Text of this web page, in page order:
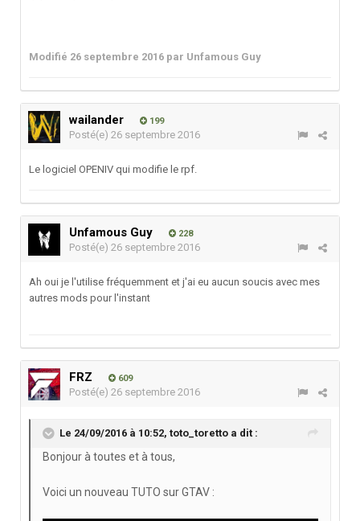
Modifié 26 septembre 2016 par Unfamous Guy
wailander 199
Posté(e) 26 septembre 2016
Le logiciel OPENIV qui modifie le rpf.
Unfamous Guy 228
Posté(e) 26 septembre 2016
Ah oui je l'utilise fréquemment et j'ai eu aucun soucis avec mes
autres mods pour l'instant
FRZ 609
Posté(e) 26 septembre 2016
Le 24/09/2016 à 10:52, toto_toretto a dit :
Bonjour à toutes et à tous,
Voici un nouveau TUTO sur GTAV :